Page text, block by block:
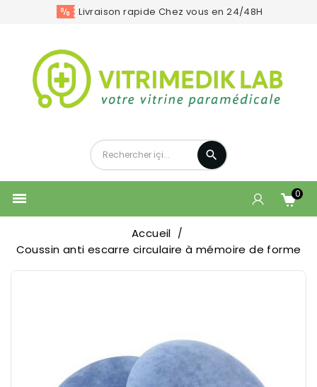
Livraison rapide Chez vous en 24/48H
 0
Accueil
Coussin anti escarre circulaire à mémoire de forme